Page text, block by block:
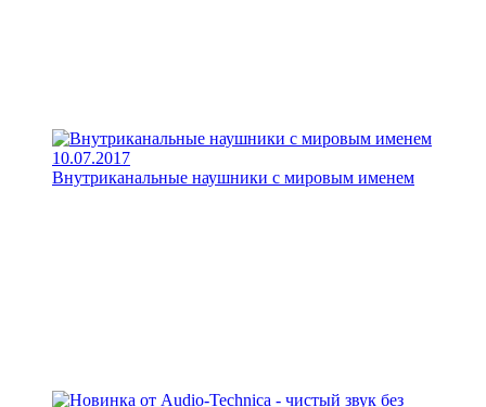
10.07.2017
Внутриканальные наушники с мировым именем